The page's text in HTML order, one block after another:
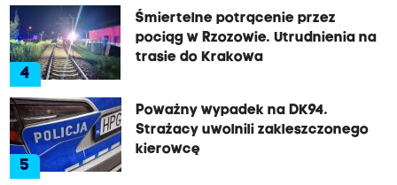
4
Śmiertelne potrącenie przez
pociąg w Rzozowie. Utrudnienia na
trasie do Krakowa
5
Poważny wypadek na DK94.
Strażacy uwolnili zakleszczonego
kierowcę